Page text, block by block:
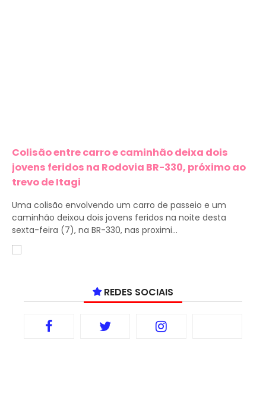
Colisão entre carro e caminhão deixa dois
jovens feridos na Rodovia BR-330, próximo ao
trevo de Itagi
Uma colisão envolvendo um carro de passeio e um
caminhão deixou dois jovens feridos na noite desta
sexta-feira (7), na BR-330, nas proximi...
REDES SOCIAIS